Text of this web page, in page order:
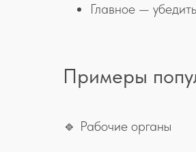
Главное —
Примеры
🔹 Рабочие органы